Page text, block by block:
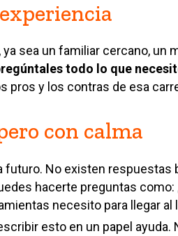
sea un familiar cercano, un
todo lo que
y los contras de esa
con calma
No existen respuestas
hacerte preguntas
necesito para llegar al
esto en un papel ayuda.